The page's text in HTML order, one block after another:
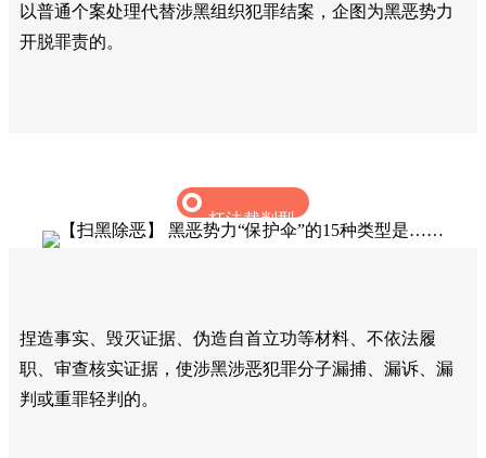
以普通个案处理代替涉黑组织犯罪结案，企图为黑恶势力
开脱罪责的。‍
枉法裁判型
捏造事实、毁灭证据、伪造自首立功等材料、不依法履
职、审查核实证据，使涉黑涉恶犯罪分子漏捕、漏诉、漏
判或重罪轻判的。‍